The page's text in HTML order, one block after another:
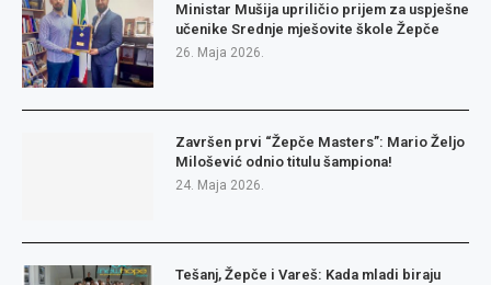
Ministar Mušija upriličio prijem za uspješne
učenike Srednje mješovite škole Žepče
26. Maja 2026.
Završen prvi “Žepče Masters”: Mario Željo
Milošević odnio titulu šampiona!
24. Maja 2026.
Tešanj, Žepče i Vareš: Kada mladi biraju